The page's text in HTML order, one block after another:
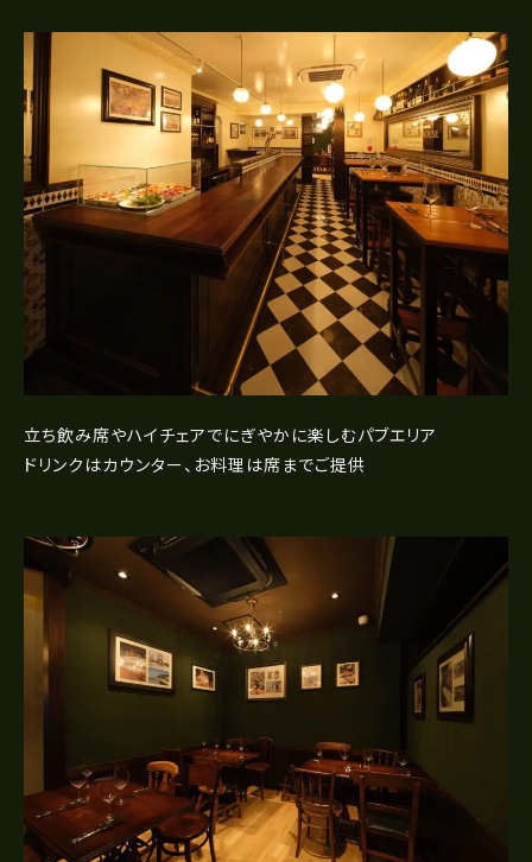
立ち飲み席やハイチェアでにぎやかに楽しむパブエリア
ドリンクはカウンター、お料理は席までご提供